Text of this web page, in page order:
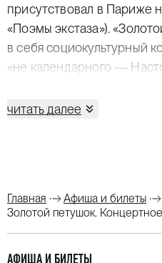
присутствовал в Париже
«Поэмы экстаза»).
в себя социокультурный
«не календарного —
и студенческих волнений
оперного театра XIX века
и Людмилы» Глинки и
самого Римского-
читать далее
Главная Афиша и билеты
Золотой петушок.
АФИША И БИЛЕТЫ